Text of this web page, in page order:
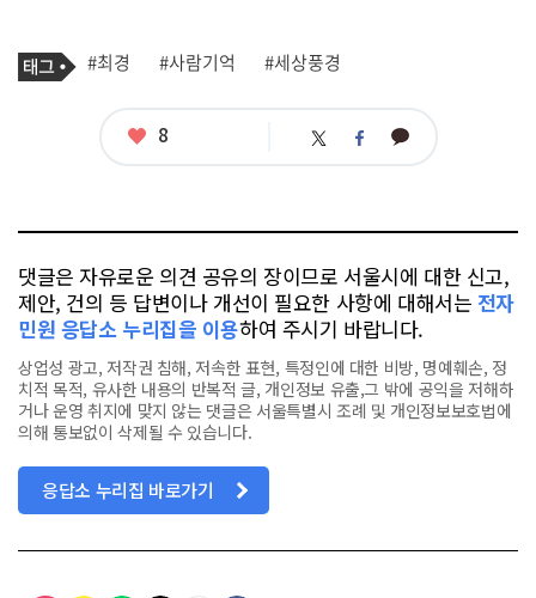
기
사
태
그
#최경 #사람기억 #세상풍경
좋
8 트 페 카
댓글은 자유로운 의견 공유의 장이므로 서울시에 대한 신고,
제안, 건의 등 답변이나 개선이 필요한 사항에 대해서는 전자
민원 응답소 누리집을 이용하여 주시기 바랍니다.
상업성 광고, 저작권 침해, 저속한 표현, 특정인에 대한 비방, 명예훼손, 정
치적 목적, 유사한 내용의 반복적 글, 개인정보 유출,그 밖에 공익을 저해하
거나 운영 취지에 맞지 않는 댓글은 서울특별시 조례 및 개인정보보호법에
의해 통보없이 삭제될 수 있습니다.
응답소 누리집 바로가기